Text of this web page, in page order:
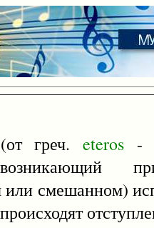
греч.eteros -
или смешанном)